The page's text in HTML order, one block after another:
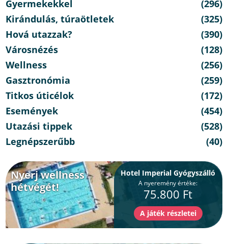
Gyermekekkel
(296)
Kirándulás, túraötletek
(325)
Hová utazzak?
(390)
Városnézés
(128)
Wellness
(256)
Gasztronómia
(259)
Titkos úticélok
(172)
Események
(454)
Utazási tippek
(528)
Legnépszerűbb
(40)
Nyerj wellness
hétvégét!
Hotel Imperial Gyógyszálló
A nyeremény értéke:
75.800 Ft